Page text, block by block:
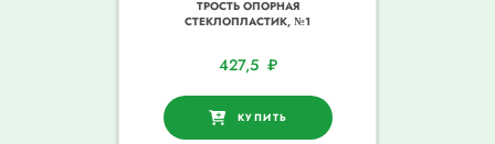
ТРОСТЬ ОПОРНАЯ
СТЕКЛОПЛАСТИК, №1
427,5 ₽
КУПИТЬ